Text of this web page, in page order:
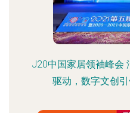
J20中国家居领袖峰会
驱动，数字文创